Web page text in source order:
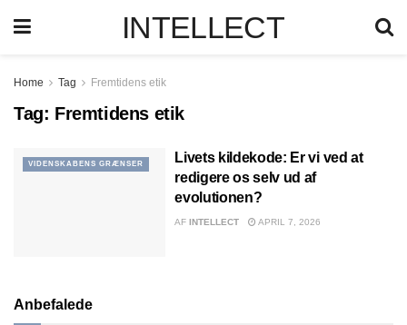
INTELLECT
Home Tag Fremtidens etik
Tag: Fremtidens etik
VIDENSKABENS GRÆNSER
Livets kildekode: Er vi ved at
redigere os selv ud af
evolutionen?
AF INTELLECT APRIL 7, 2026
Anbefalede